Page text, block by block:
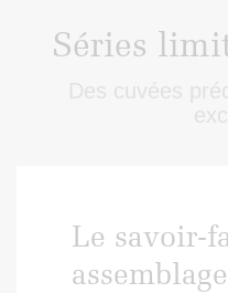
Séries
Le savoir-